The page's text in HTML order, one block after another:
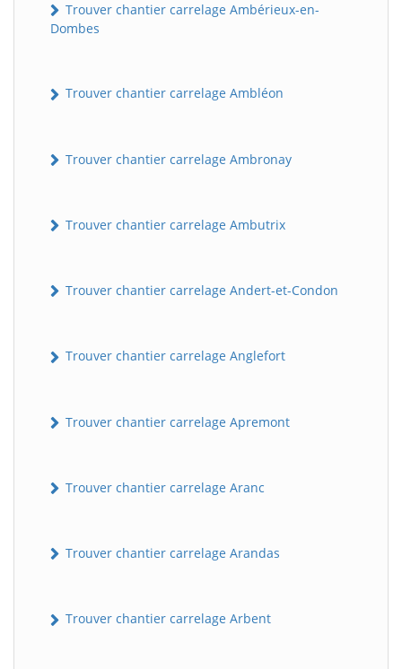
Trouver chantier carrelage Ambérieux-en-
Dombes
Trouver chantier carrelage Ambléon
Trouver chantier carrelage Ambronay
Trouver chantier carrelage Ambutrix
Trouver chantier carrelage Andert-et-Condon
Trouver chantier carrelage Anglefort
Trouver chantier carrelage Apremont
Trouver chantier carrelage Aranc
Trouver chantier carrelage Arandas
Trouver chantier carrelage Arbent